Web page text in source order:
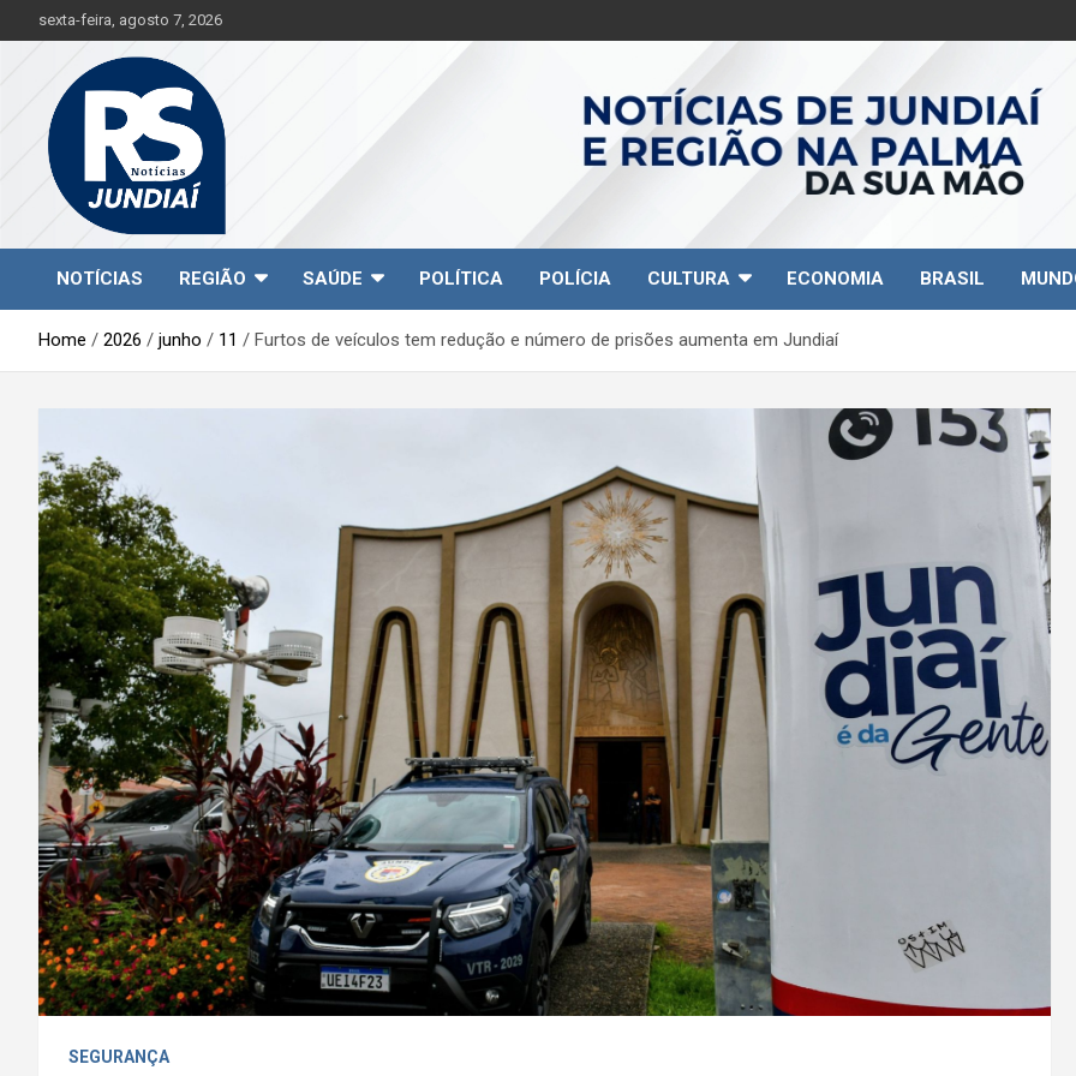
k
t
sexta-feira, agosto 7, 2026
RS Notícias Jundiaí
Jundiaí e região na palma da sua mão!
NOTÍCIAS
REGIÃO SAÚDE POLÍTICA POLÍCIA CULTURA ECONOMIA BRASIL
Home 2026 junho 11 Furtos de veículos tem redução e número de prisões aumenta em Jundiaí
SEGURANÇA